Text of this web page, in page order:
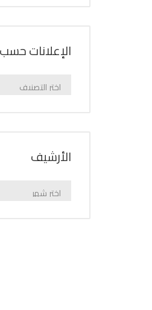
الإعلانات
الإعلانات
اﻷرشيف
اﻷرشيف